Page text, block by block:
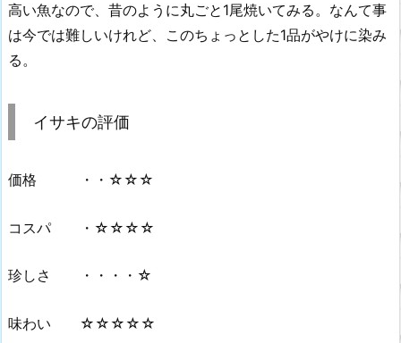
高い魚なので、昔のように丸ごと1尾焼いてみる。なんて事
は今では難しいけれど、このちょっとした1品がやけに染み
る。
イサキの評価
価格 ・・☆☆☆
コスパ ・☆☆☆☆
珍しさ ・・・・☆
味わい ☆☆☆☆☆